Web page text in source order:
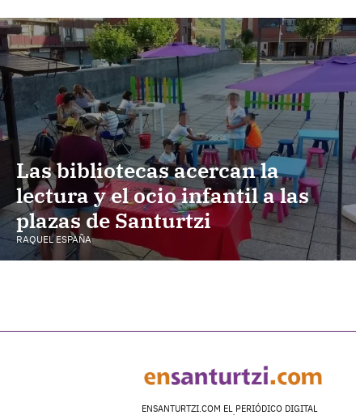
Las bibliotecas acercan la
lectura y el ocio infantil a las
plazas de Santurtzi
RAQUEL ESPAÑA
ENSANTURTZI.COM EL PERIÓDICO DIGITAL